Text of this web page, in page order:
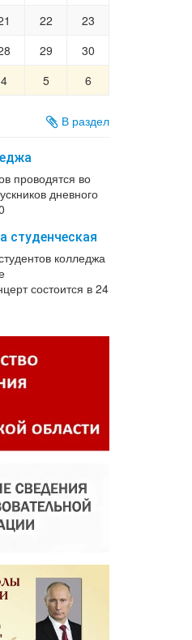
22
23
29
30
4 5 6
В раздел
проводятся во
дневного
студенческая
колледжа
состоится в 24